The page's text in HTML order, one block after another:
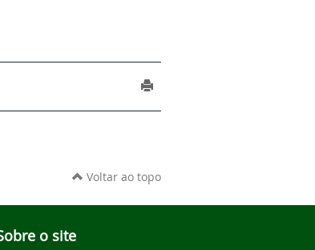
Voltar ao topo
o site